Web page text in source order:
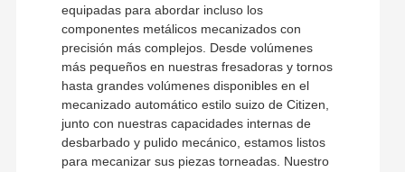
equipadas para abordar incluso los
componentes metálicos mecanizados con
precisión más complejos. Desde volúmenes
más pequeños en nuestras fresadoras y tornos
hasta grandes volúmenes disponibles en el
mecanizado automático estilo suizo de Citizen,
junto con nuestras capacidades internas de
desbarbado y pulido mecánico, estamos listos
para mecanizar sus piezas torneadas. Nuestro